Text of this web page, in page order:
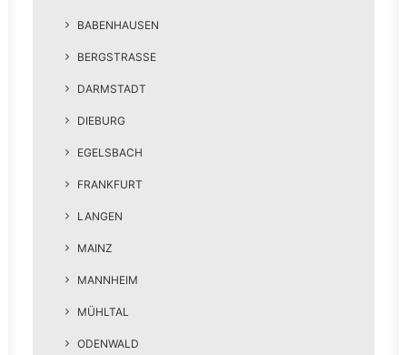
BABENHAUSEN
BERGSTRASSE
DARMSTADT
DIEBURG
EGELSBACH
FRANKFURT
LANGEN
MAINZ
MANNHEIM
MÜHLTAL
ODENWALD